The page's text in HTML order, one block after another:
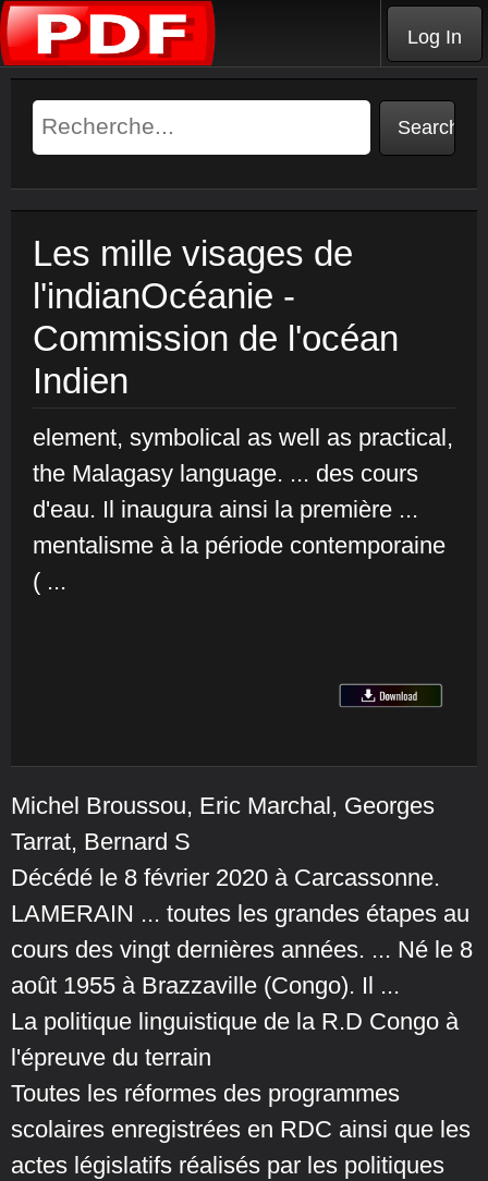
Log In
Les mille visages de
l'indianOcéanie -
Commission de l'océan
Indien
element, symbolical as well as practical,
the Malagasy language. ... des cours
d'eau. Il inaugura ainsi la première ...
mentalisme à la période contemporaine
( ...
Michel Broussou, Eric Marchal, Georges
Tarrat, Bernard S
Décédé le 8 février 2020 à Carcassonne.
LAMERAIN ... toutes les grandes étapes au
cours des vingt dernières années. ... Né le 8
août 1955 à Brazzaville (Congo). Il ...
La politique linguistique de la R.D Congo à
l'épreuve du terrain
Toutes les réformes des programmes
scolaires enregistrées en RDC ainsi que les
actes législatifs réalisés par les politiques